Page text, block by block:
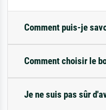
Comment puis-je
Comment choisir le
Je ne suis pas sûr